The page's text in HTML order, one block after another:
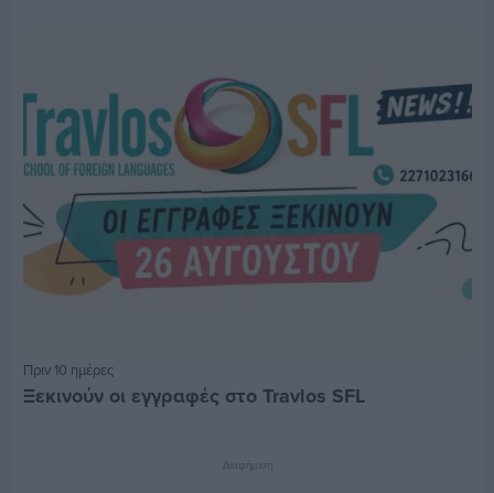
Πριν 10 ημέρες
Ξεκινούν οι εγγραφές στο Travlos SFL
Διαφήμιση